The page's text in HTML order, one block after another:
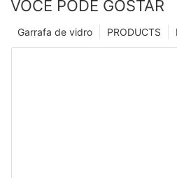
VOCÊ PODE GOSTAR
PRODUCTS
Garrafa de vidro